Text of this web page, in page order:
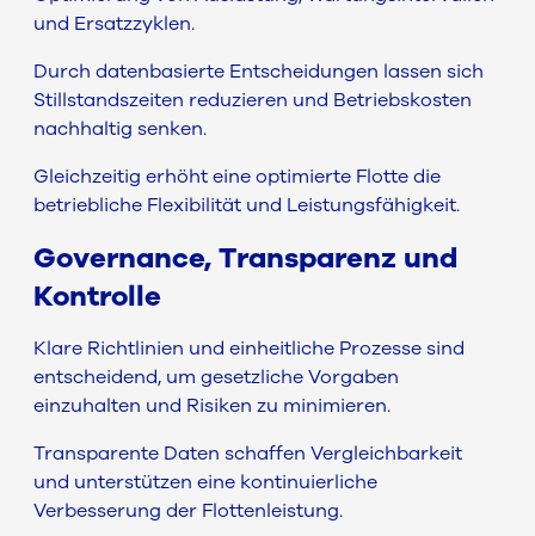
und Ersatzzyklen.
Durch datenbasierte Entscheidungen lassen sich
Stillstandszeiten reduzieren und Betriebskosten
nachhaltig senken.
Gleichzeitig erhöht eine optimierte Flotte die
betriebliche Flexibilität und Leistungsfähigkeit.
Governance, Transparenz und
Kontrolle
Klare Richtlinien und einheitliche Prozesse sind
entscheidend, um gesetzliche Vorgaben
einzuhalten und Risiken zu minimieren.
Transparente Daten schaffen Vergleichbarkeit
und unterstützen eine kontinuierliche
Verbesserung der Flottenleistung.